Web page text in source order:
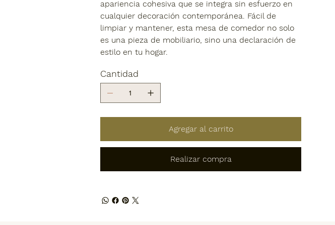
apariencia cohesiva que se integra sin esfuerzo en
cualquier decoración contemporánea. Fácil de
limpiar y mantener, esta mesa de comedor no solo
es una pieza de mobiliario, sino una declaración de
estilo en tu hogar.
Cantidad
Agregar al carrito
Realizar compra